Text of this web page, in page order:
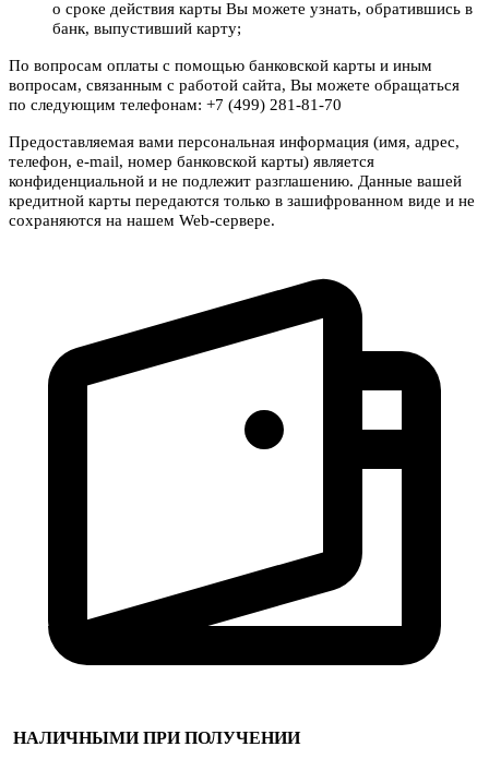
о сроке действия карты Вы можете узнать, обратившись в
банк, выпустивший карту;
По вопросам оплаты с помощью банковской карты и иным
вопросам, связанным с работой сайта, Вы можете обращаться
по следующим телефонам: +7 (499) 281-81-70
Предоставляемая вами персональная информация (имя, адрес,
телефон, e-mail, номер банковской карты) является
конфиденциальной и не подлежит разглашению. Данные вашей
кредитной карты передаются только в зашифрованном виде и не
сохраняются на нашем Web-сервере.
НАЛИЧНЫМИ ПРИ ПОЛУЧЕНИИ